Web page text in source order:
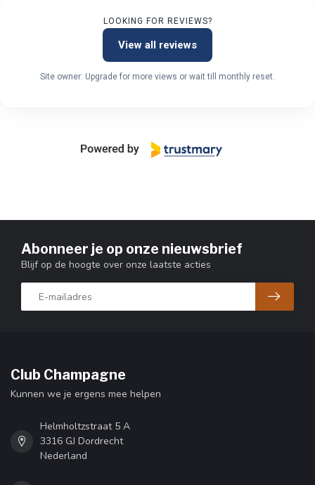
LOOKING FOR REVIEWS?
View all reviews
Site owner: Upgrade for more views or wait till monthly reset.
Abonneer je op onze nieuwsbrief
Blijf op de hoogte over onze laatste acties
Club Champagne
Kunnen we je ergens mee helpen
Helmholtzstraat 5 A
3316 GJ Dordrecht
Nederland